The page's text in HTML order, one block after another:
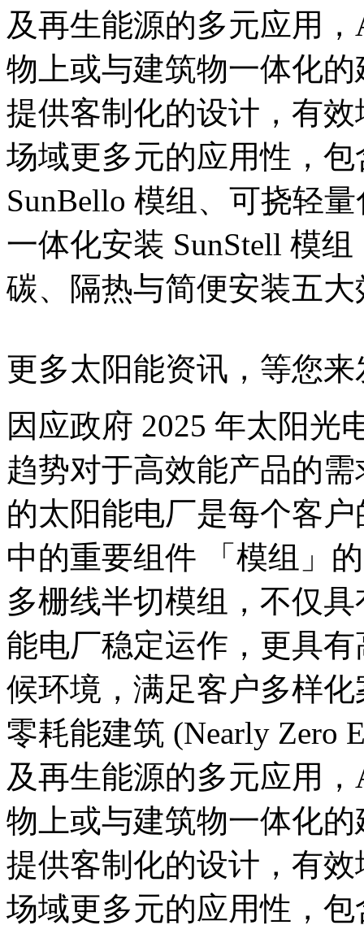
及再生能源的多元应用
物上或与建筑物一体化
提供客制化的设计，有
场域更多元的应用性，
SunBello 模组、可挠轻
一体化安装 SunStell 模
碳、隔热与简便安装五大
更多太阳能资讯，等您
因应政府 2025 年太阳光
趋势对于高效能产品的
的太阳能电厂是每个客
中的重要组件 「模组」
多栅线半切模组，不仅
能电厂稳定运作，更具
候环境，满足客户多样
零耗能建筑 (Nearly Zero
及再生能源的多元应用
物上或与建筑物一体化
提供客制化的设计，有
场域更多元的应用性，